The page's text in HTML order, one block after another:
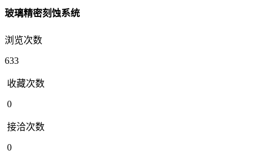
玻璃精密刻蚀系统
浏览次数
633
收藏次数
0
接洽次数
0